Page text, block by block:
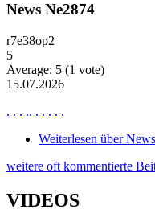
News Ne2874
r7e38op2
5
Average: 5 (1 vote)
15.07.2026
. . . .. . . . . .
Weiterlesen über
weitere oft kommentierte
VIDEOS